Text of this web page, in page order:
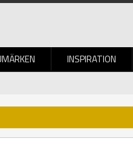
INSPIRATION